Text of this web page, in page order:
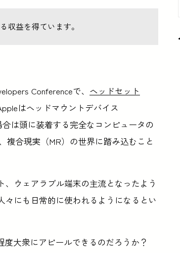
収益を得ています。
Conferenceで、 ヘッドセット
はヘッドマウントデバイス
は頭に装着する完全なコンピュータの
複合現実（MR）の世界に踏み込むこと
ウェアラブル端末の主流となったよう
にも日常的に使われるようになるとい
大衆にアピールできるのだろうか？